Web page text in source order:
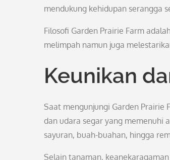
mendukung kehidupan serangga
Filosofi Garden Prairie Farm
melimpah namun juga
Keunikan
Saat mengunjungi Garden Prairie
dan udara segar yang memenuhi
sayuran, buah-buahan, hingga
Selain tanaman,